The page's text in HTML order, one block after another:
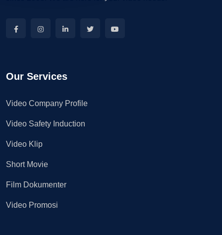
Our Services
Video Company Profile
Video Safety Induction
Video Klip
Short Movie
Film Dokumenter
Video Promosi